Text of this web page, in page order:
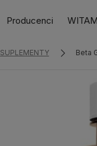
Producenci
SUPLEMENTY Beta